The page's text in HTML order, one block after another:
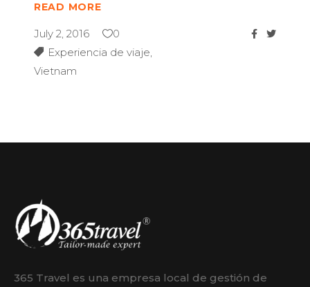
READ MORE
July 2, 2016
0
Experiencia de viaje,
Vietnam
365 Travel es una empresa local de gestión de